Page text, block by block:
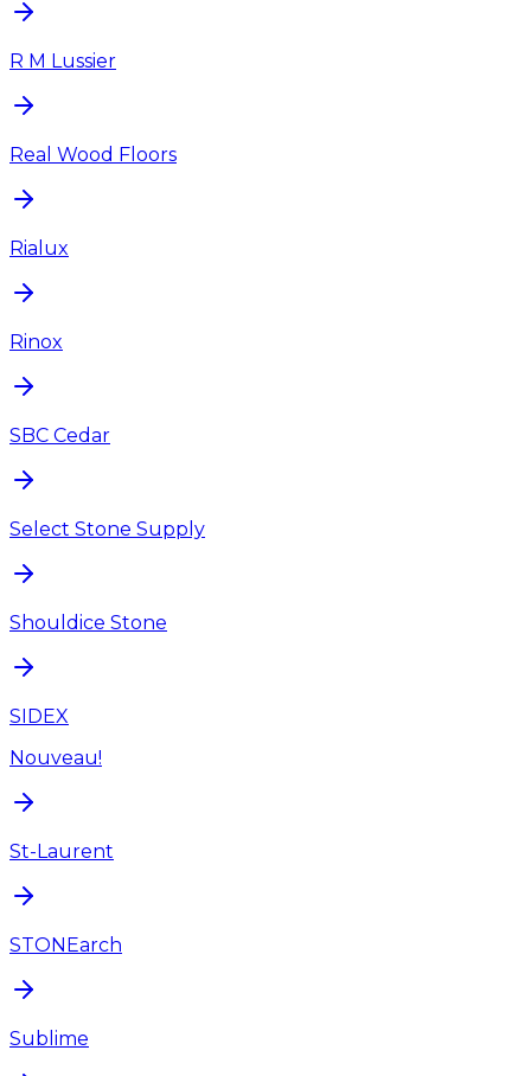
R M Lussier
Real Wood Floors
Rialux
Rinox
SBC Cedar
Select Stone Supply
Shouldice Stone
SIDEX
Nouveau!
St-Laurent
STONEarch
Sublime